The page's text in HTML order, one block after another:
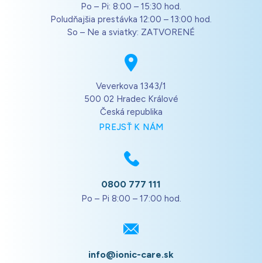
Po – Pi: 8:00 – 15:30 hod.
Poludňajšia prestávka 12:00 – 13:00 hod.
So – Ne a sviatky: ZATVORENÉ
Veverkova 1343/1
500 02 Hradec Králové
Česká republika
PREJSŤ K NÁM
0800 777 111
Po – Pi 8:00 – 17:00 hod.
info@ionic-care.sk